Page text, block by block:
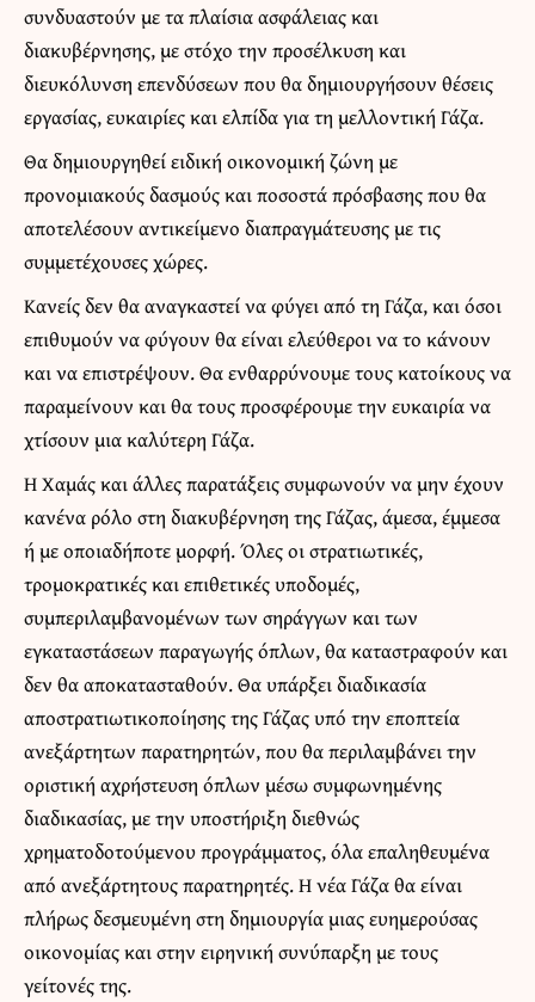
συνδυαστούν με τα πλαίσια ασφάλειας και
διακυβέρνησης, με στόχο την προσέλκυση και
διευκόλυνση επενδύσεων που θα δημιουργήσουν θέσεις
εργασίας, ευκαιρίες και ελπίδα για τη μελλοντική Γάζα.
Θα δημιουργηθεί ειδική οικονομική ζώνη με
προνομιακούς δασμούς και ποσοστά πρόσβασης που θα
αποτελέσουν αντικείμενο διαπραγμάτευσης με τις
συμμετέχουσες χώρες.
Κανείς δεν θα αναγκαστεί να φύγει από τη Γάζα, και όσοι
επιθυμούν να φύγουν θα είναι ελεύθεροι να το κάνουν
και να επιστρέψουν. Θα ενθαρρύνουμε τους κατοίκους να
παραμείνουν και θα τους προσφέρουμε την ευκαιρία να
χτίσουν μια καλύτερη Γάζα.
Η Χαμάς και άλλες παρατάξεις συμφωνούν να μην έχουν
κανένα ρόλο στη διακυβέρνηση της Γάζας, άμεσα, έμμεσα
ή με οποιαδήποτε μορφή. Όλες οι στρατιωτικές,
τρομοκρατικές και επιθετικές υποδομές,
συμπεριλαμβανομένων των σηράγγων και των
εγκαταστάσεων παραγωγής όπλων, θα καταστραφούν και
δεν θα αποκατασταθούν. Θα υπάρξει διαδικασία
αποστρατιωτικοποίησης της Γάζας υπό την εποπτεία
ανεξάρτητων παρατηρητών, που θα περιλαμβάνει την
οριστική αχρήστευση όπλων μέσω συμφωνημένης
διαδικασίας, με την υποστήριξη διεθνώς
χρηματοδοτούμενου προγράμματος, όλα επαληθευμένα
από ανεξάρτητους παρατηρητές. Η νέα Γάζα θα είναι
πλήρως δεσμευμένη στη δημιουργία μιας ευημερούσας
οικονομίας και στην ειρηνική συνύπαρξη με τους
γείτονές της.